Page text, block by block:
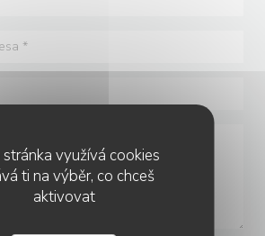
využívá cookies
ti na výběr, co chceš
aktivovat